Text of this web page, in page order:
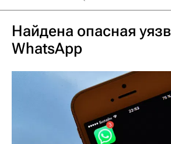
Найдена опасная
WhatsApp